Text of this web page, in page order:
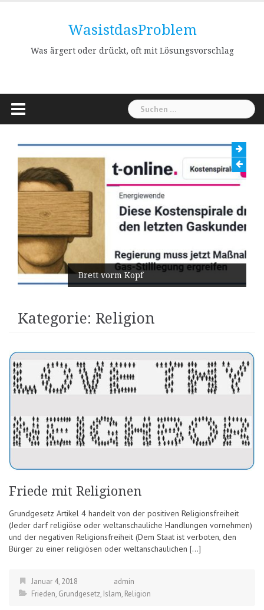
WasistdasProblem
Was ärgert oder drückt, oft mit Lösungsvorschlag
Suchen
nach:
Brett vorm Kopf
Kategorie: Religion
Friede mit Religionen
Grundgesetz Artikel 4 handelt von der positiven Religionsfreiheit
(Jeder darf religiöse oder weltanschauliche Handlungen vornehmen)
und der negativen Religionsfreiheit (Dem Staat ist verboten, den
Bürger zu einer religiösen oder weltanschaulichen […]
Januar 4, 2018
admin
Frieden, Grundgesetz, Islam, Religion